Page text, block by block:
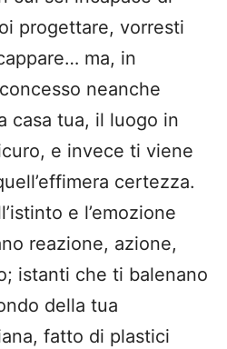
progettare, vorresti
ma, in
neanche
casa tua, il luogo in
e invece ti viene
certezza.
e l’emozione
reazione, azione,
istanti che ti balenano
della tua
fatto di plastici